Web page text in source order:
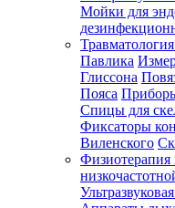
Мойки для
Павлика
Глиссона
Пояса
Спицы для
Фиксаторы
Виленского
Физиотерапия